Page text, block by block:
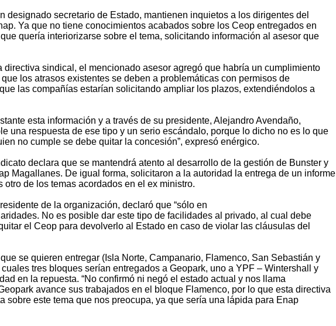
designado secretario de Estado, mantienen inquietos a los dirigentes del
Ya que no tiene conocimientos acabados sobre los Ceop entregados en
quería interiorizarse sobre el tema, solicitando información al asesor que
directiva sindical, el mencionado asesor agregó que habría un cumplimiento
los atrasos existentes se deben a problemáticas con permisos de
las compañías estarían solicitando ampliar los plazos, extendiéndolos a
esta información y a través de su presidente, Alejandro Avendaño,
una respuesta de ese tipo y un serio escándalo, porque lo dicho no es lo que
no cumple se debe quitar la concesión”, expresó enérgico.
declara que se mantendrá atento al desarrollo de la gestión de Bunster y
Magallanes. De igual forma, solicitaron a la autoridad la entrega de un informe
otro de los temas acordados en el ex ministro.
de la organización, declaró que “sólo en
No es posible dar este tipo de facilidades al privado, al cual debe
el Ceop para devolverlo al Estado en caso de violar las cláusulas del
se quieren entregar (Isla Norte, Campanario, Flamenco, San Sebastián y
tres bloques serían entregados a Geopark, uno a YPF – Wintershall y
en la repuesta. “No confirmó ni negó el estado actual y nos llama
avance sus trabajados en el bloque Flamenco, por lo que esta directiva
sobre este tema que nos preocupa, ya que sería una lápida para Enap